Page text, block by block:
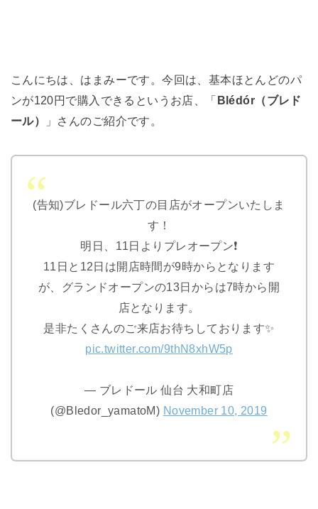
こんにちは、はまみーです。今回は、基本ほとんどのパ
ンが120円で購入できるというお店、「Blédór（ブレド
ール）
」さんのご紹介です。
(告知)ブレドール六丁の目店がオープンいたしま
す！
明日、11日よりプレオープン❗️
11日と12日は開店時間が9時からとなります
が、グランドオープンの13日からは7時から開
店となります。
是非たくさんのご来店お待ちしております✨
pic.twitter.com/9thN8xhW5p
— ブレドール 仙台 大和町店
(@Bledor_yamatoM) November 10, 2019